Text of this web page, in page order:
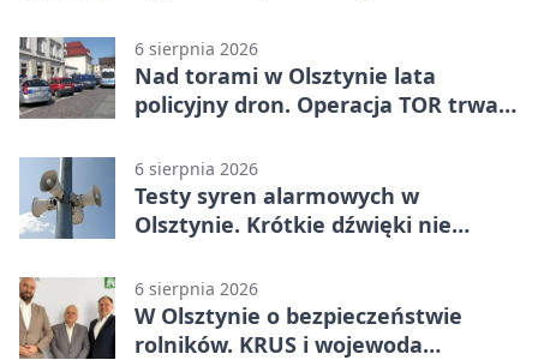
6 sierpnia 2026
Nad torami w Olsztynie lata
policyjny dron. Operacja TOR trwa
6 sierpnia 2026
Testy syren alarmowych w
Olsztynie. Krótkie dźwięki nie
6 sierpnia 2026
W Olsztynie o bezpieczeństwie
rolników. KRUS i wojewoda